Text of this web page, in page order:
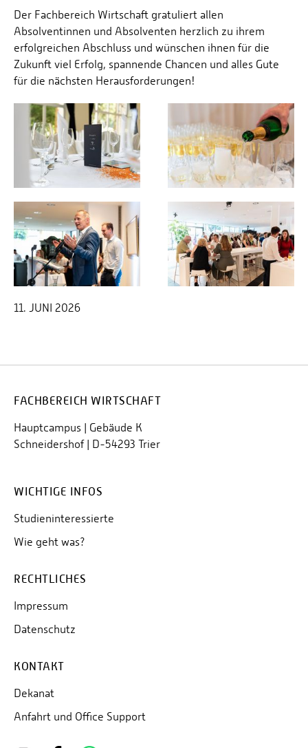
Der Fachbereich Wirtschaft gratuliert allen
Absolventinnen und Absolventen herzlich zu ihrem
erfolgreichen Abschluss und wünschen ihnen für die
Zukunft viel Erfolg, spannende Chancen und alles Gute
für die nächsten Herausforderungen!
11. JUNI 2026
FACHBEREICH WIRTSCHAFT
Hauptcampus | Gebäude K
Schneidershof | D-54293 Trier
WICHTIGE INFOS
Studieninteressierte
Wie geht was?
RECHTLICHES
Impressum
Datenschutz
KONTAKT
Dekanat
Anfahrt und Office Support